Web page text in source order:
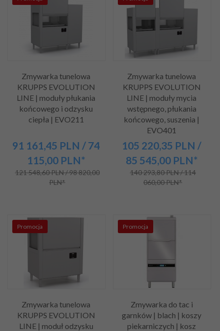
Zmywarka tunelowa
KRUPPS EVOLUTION
LINE | moduły płukania
końcowego i odzysku
ciepła | EVO211
91 161,45 PLN / 74
115,00 PLN*
121 548,60 PLN / 98 820,00
PLN*
Zmywarka tunelowa
KRUPPS EVOLUTION
LINE | moduły mycia
wstępnego, płukania
końcowego, suszenia |
EVO401
105 220,35 PLN /
85 545,00 PLN*
140 293,80 PLN / 114
060,00 PLN*
Promocja
Zmywarka tunelowa
KRUPPS EVOLUTION
LINE | moduł odzysku
Promocja
Zmywarka do tac i
garnków | blach | koszy
piekarniczych | kosz